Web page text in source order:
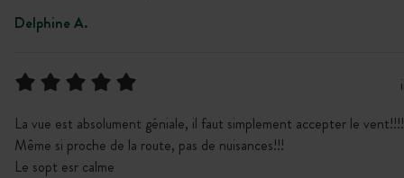
Delphine A.
La vue est absolument géniale, il faut simplement accepter le vent!!!!
Même si proche de la route, pas de nuisances!!!
Le sopt esr calme